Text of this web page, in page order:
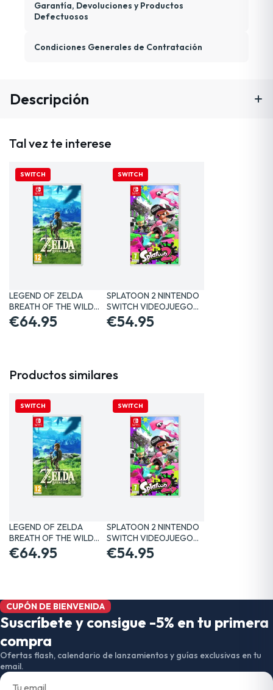
Garantía, Devoluciones y Productos
Defectuosos
Condiciones Generales de Contratación
Descripción
Tal vez te interese
SWITCH
LEGEND OF ZELDA
BREATH OF THE WILD
SWITCH…
€64.95
SWITCH
SPLATOON 2 NINTENDO
SWITCH VIDEOJUEGO
FÍSICO
€54.95
Productos similares
SWITCH
LEGEND OF ZELDA
BREATH OF THE WILD
SWITCH…
€64.95
SWITCH
SPLATOON 2 NINTENDO
SWITCH VIDEOJUEGO
FÍSICO
€54.95
CUPÓN DE BIENVENIDA
Suscríbete y consigue -5% en tu primera
compra
Ofertas flash, calendario de lanzamientos y guías exclusivas en tu
email.